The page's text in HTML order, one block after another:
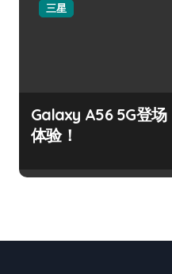
三星
Galaxy A56 5G登场
体验！